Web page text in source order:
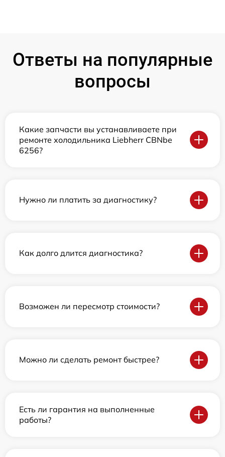
Ответы на популярные
вопросы
Какие запчасти вы устанавливаете при
ремонте холодильника Liebherr CBNbe
6256?
Нужно ли платить за диагностику?
Как долго длится диагностика?
Возможен ли пересмотр стоимости?
Можно ли сделать ремонт быстрее?
Есть ли гарантия на выполненные
работы?